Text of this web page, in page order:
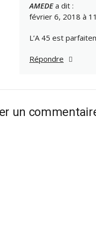
AMEDE a dit :
février 6, 2018 à
L’A 45 est
Répondre
un